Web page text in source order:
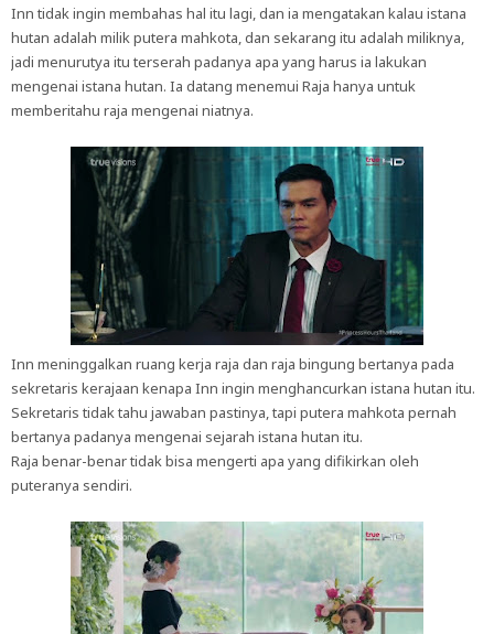
Inn tidak ingin membahas hal itu lagi, dan ia mengatakan kalau istana
hutan adalah milik putera mahkota, dan sekarang itu adalah miliknya,
jadi menurutya itu terserah padanya apa yang harus ia lakukan
mengenai istana hutan. Ia datang menemui Raja hanya untuk
memberitahu raja mengenai niatnya.
Inn meninggalkan ruang kerja raja dan raja bingung bertanya pada
sekretaris kerajaan kenapa Inn ingin menghancurkan istana hutan itu.
Sekretaris tidak tahu jawaban pastinya, tapi putera mahkota pernah
bertanya padanya mengenai sejarah istana hutan itu.
Raja benar-benar tidak bisa mengerti apa yang difikirkan oleh
puteranya sendiri.